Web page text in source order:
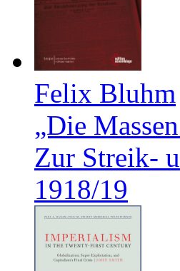
Felix Bluhm
„Die
Zur Streik-
1918/19